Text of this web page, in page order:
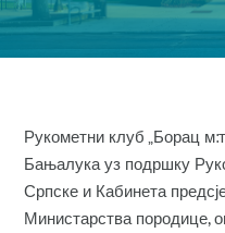
Рукометни клуб „Борац
Бањалука уз подршку
Српске и Кабинета
Министарства породице,